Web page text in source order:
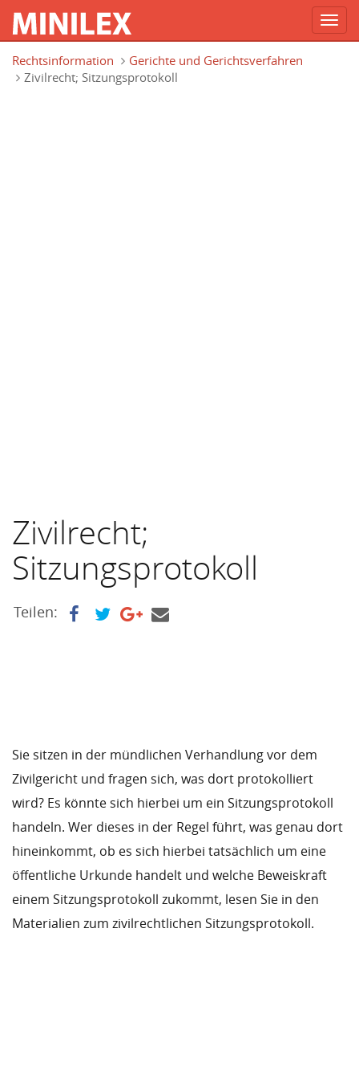
Rechtsinformation
Gerichte und Gerichtsverfahren
Zivilrecht; Sitzungsprotokoll
Zivilrecht;
Sitzungsprotokoll
Teilen:
Sie sitzen in der mündlichen Verhandlung vor dem
Zivilgericht und fragen sich, was dort protokolliert
wird? Es könnte sich hierbei um ein Sitzungsprotokoll
handeln. Wer dieses in der Regel führt, was genau dort
hineinkommt, ob es sich hierbei tatsächlich um eine
öffentliche Urkunde handelt und welche Beweiskraft
einem Sitzungsprotokoll zukommt, lesen Sie in den
Materialien zum zivilrechtlichen Sitzungsprotokoll.